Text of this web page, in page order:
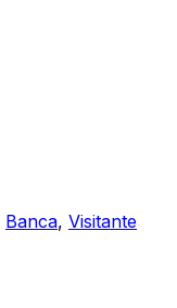
Banca, Visitante